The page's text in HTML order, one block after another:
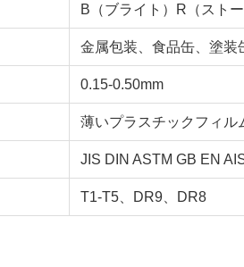
B（ブライト）R（スト
金属包装、食品缶、塗装
0.15-0.50mm
薄いプラスチックフィル
JIS DIN ASTM GB EN
T1-T5、DR9、DR8